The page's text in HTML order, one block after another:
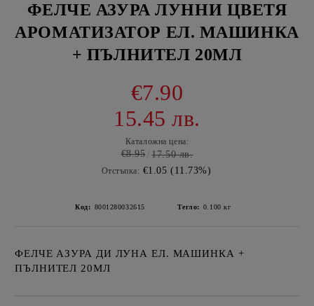
ФЕЛЧЕ АЗУРА ЛУННИ ЦВЕТЯ
АРОМАТИЗАТОР ЕЛ. МАШИНКА
+ ПЪЛНИТЕЛ 20МЛ
€7.90
15.45 лв.
Каталожна цена:
€8.95 17.50 лв.
Отстъпка: €1.05 (11.73%)
Код: 8001280032615 Тегло: 0.100 кг
ФЕЛЧЕ АЗУРА ДИ ЛУНА ЕЛ. МАШИНКА +
ПЪЛНИТЕЛ 20МЛ